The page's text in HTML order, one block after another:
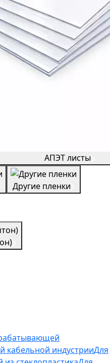
АПЭТ листы
Другие пленки
кабельной индустрииДля